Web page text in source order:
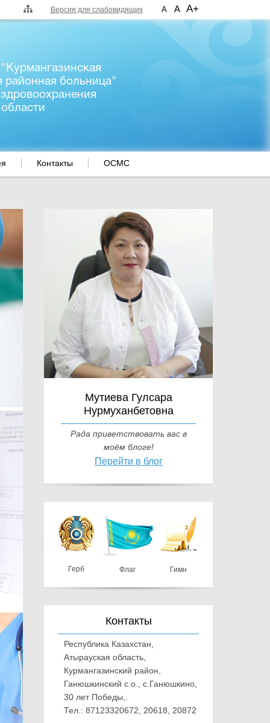
Версия для слабовидящих A A A+
районная больница"
Контакты ОСМС
Мутиева Гулсара
Нурмуханбетовна
Рада приветствовать вас в
моём блоге!
Перейти в блог
Герб Флаг Гимн
Контакты
Республика Казахстан,
Атырауская область,
Курмангазинский район,
Ганюшкинский с.о., с.Ганюшкино,
30 лет Победы,.
Тел.: 87123320672, 20618, 20872